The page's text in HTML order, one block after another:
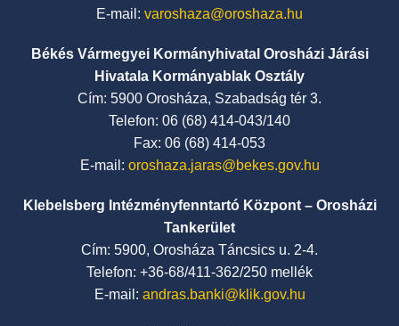
E-mail: varoshaza@oroshaza.hu
Békés Vármegyei Kormányhivatal Orosházi Járási
Hivatala Kormányablak Osztály
Cím: 5900 Orosháza, Szabadság tér 3.
Telefon: 06 (68) 414-043/140
Fax: 06 (68) 414-053
E-mail: oroshaza.jaras@bekes.gov.hu
Klebelsberg Intézményfenntartó Központ – Orosházi
Tankerület
Cím: 5900, Orosháza Táncsics u. 2-4.
Telefon: +36-68/411-362/250 mellék
E-mail: andras.banki@klik.gov.hu